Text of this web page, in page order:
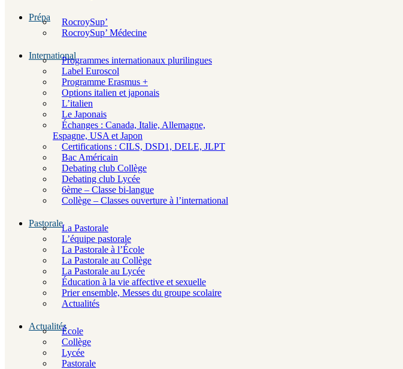
Prépa
RocroySup’
RocroySup’ Médecine
InternationalProgrammes internationaux plurilingues
Label Euroscol
Programme Erasmus +
Options italien et japonais
L’italien
Le Japonais
Échanges : Canada, Italie, Allemagne,
Espagne, USA et Japon
Certifications : CILS, DSD1, DELE, JLPT
Bac Américain
Debating club Collège
Debating club Lycée
6ème – Classe bi-langue
Collège – Classes ouverture à l’international
PastoraleLa Pastorale
L’équipe pastorale
La Pastorale à l’École
La Pastorale au Collège
La Pastorale au Lycée
Éducation à la vie affective et sexuelle
Prier ensemble, Messes du groupe scolaire
Actualités
ActualitésÉcole
Collège
Lycée
Pastorale